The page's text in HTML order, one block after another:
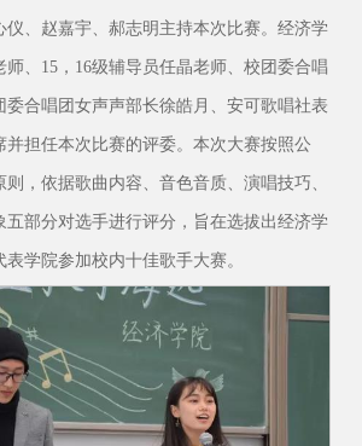
仪、赵嘉宇、郝志明主持本次比赛。经济学
师、15，16级辅导员任晶老师、校团委合唱
委合唱团女声声部长徐皓月、安可歌唱社表
并担任本次比赛的评委。本次大赛按照公
，依据歌曲内容、音色音质、演唱技巧、
五部分对选手进行评分，旨在选拔出经济学
学院参加校内十佳歌手大赛。